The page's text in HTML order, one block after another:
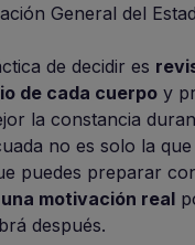
General del
de decidir es
de cada cuerpo y
la constancia
no es solo la que
puedes preparar
motivación real
después.